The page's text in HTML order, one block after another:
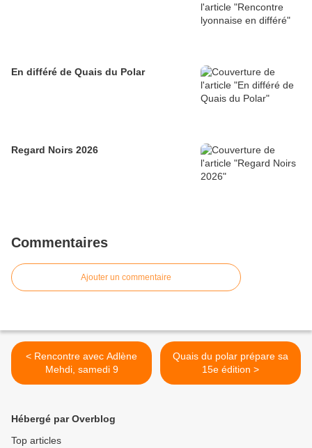
En différé de Quais du Polar
Regard Noirs 2026
Commentaires
Ajouter un commentaire
< Rencontre avec Adlène
Mehdi, samedi 9
Quais du polar prépare sa
15e édition >
Hébergé par Overblog
Top articles